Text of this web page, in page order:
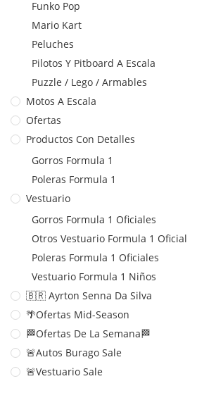
Funko Pop
Mario Kart
Peluches
Pilotos Y Pitboard A Escala
Puzzle / Lego / Armables
Motos A Escala
Ofertas
Productos Con Detalles
Gorros Formula 1
Poleras Formula 1
Vestuario
Gorros Formula 1 Oficiales
Otros Vestuario Formula 1 Oficial
Poleras Formula 1 Oficiales
Vestuario Formula 1 Niños
🇧🇷 Ayrton Senna Da Silva
🌴Ofertas Mid-Season
🏁Ofertas De La Semana🏁
🚨Autos Burago Sale
🚨Vestuario Sale